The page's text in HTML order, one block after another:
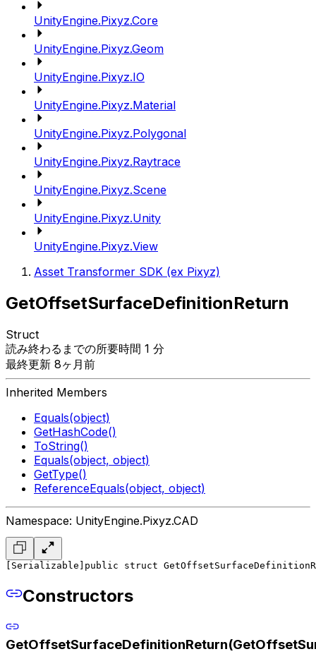
UnityEngine.Pixyz.Core
UnityEngine.Pixyz.Geom
UnityEngine.Pixyz.IO
UnityEngine.Pixyz.Material
UnityEngine.Pixyz.Polygonal
UnityEngine.Pixyz.Raytrace
UnityEngine.Pixyz.Scene
UnityEngine.Pixyz.Unity
UnityEngine.Pixyz.View
Asset Transformer SDK (ex Pixyz)
GetOffsetSurfaceDefinitionReturn
Struct
読み終わるまでの所要時間 1 分
最終更新 8ヶ月前
Inherited Members
Equals(object)
GetHashCode()
ToString()
Equals(object, object)
GetType()
ReferenceEquals(object, object)
Namespace: UnityEngine.Pixyz.CAD
[Serializable] public struct
Constructors